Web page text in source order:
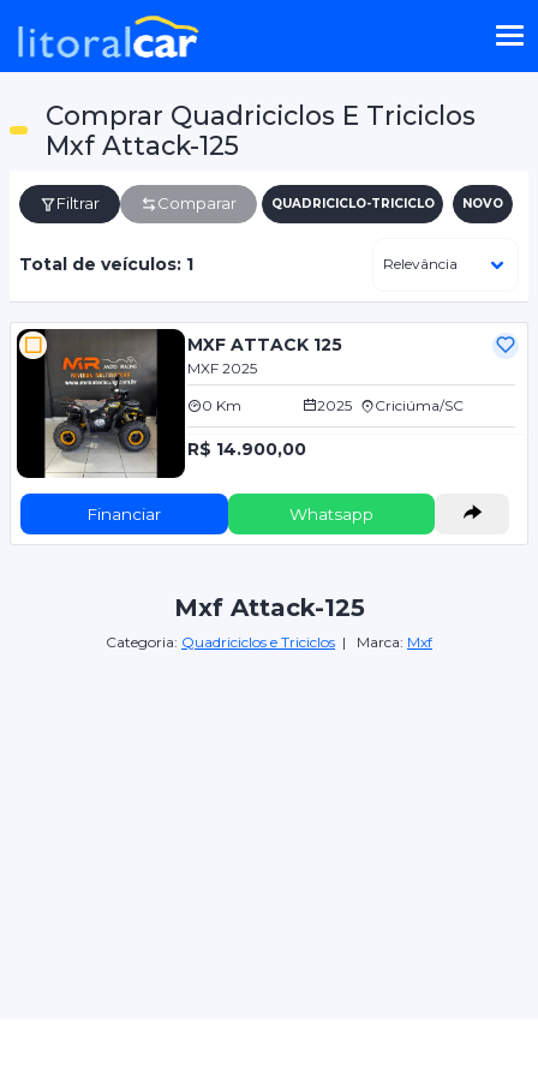
Comprar Quadriciclos E Triciclos
Mxf Attack-125
Filtrar Comparar QUADRICICLO-TRICICLO NOVO
Total de veículos: 1
MXF ATTACK 125
MXF 2025
0 Km 2025 Criciúma/SC
R$ 14.900,00
Financiar Whatsapp
Mxf Attack-125
Categoria: Quadriciclos e Triciclos | Marca: Mxf